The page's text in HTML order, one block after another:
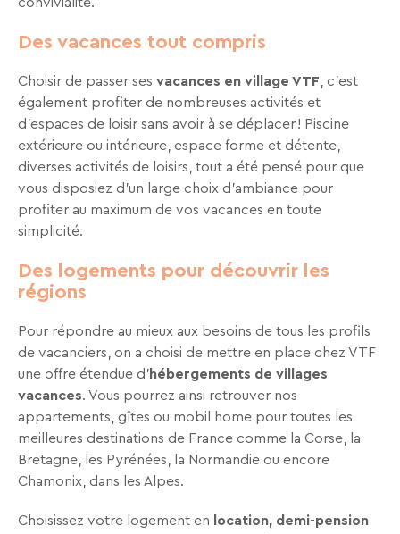
RECHERCHER
Des vacances tout compris
Choisir de passer ses vacances en village VTF, c’est
également profiter de nombreuses activités et
d’espaces de loisir sans avoir à se déplacer ! Piscine
extérieure ou intérieure, espace forme et détente,
diverses activités de loisirs, tout a été pensé pour que
vous disposiez d’un large choix d’ambiance pour
profiter au maximum de vos vacances en toute
simplicité.
Des logements pour découvrir les
régions
Pour répondre au mieux aux besoins de tous les profils
de vacanciers, on a choisi de mettre en place chez VTF
une offre étendue d’hébergements de villages
vacances. Vous pourrez ainsi retrouver nos
appartements, gîtes ou mobil home pour toutes les
meilleures destinations de France comme la Corse, la
Bretagne, les Pyrénées, la Normandie ou encore
Chamonix, dans les Alpes.
Choisissez votre logement en location, demi-pension
de
site